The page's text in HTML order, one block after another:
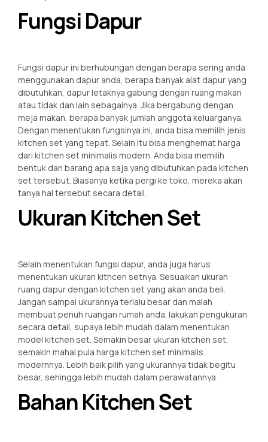
Fungsi Dapur
Fungsi dapur ini berhubungan dengan berapa sering anda
menggunakan dapur anda, berapa banyak alat dapur yang
dibutuhkan, dapur letaknya gabung dengan ruang makan
atau tidak dan lain sebagainya. Jika bergabung dengan
meja makan, berapa banyak jumlah anggota keluarganya.
Dengan menentukan fungsinya ini, anda bisa memilih jenis
kitchen set yang tepat. Selain itu bisa menghemat harga
dari kitchen set minimalis modern. Anda bisa memilih
bentuk dan barang apa saja yang dibutuhkan pada kitchen
set tersebut. Biasanya ketika pergi ke toko, mereka akan
tanya hal tersebut secara detail.
Ukuran Kitchen Set
Selain menentukan fungsi dapur, anda juga harus
menentukan ukuran kithcen setnya. Sesuaikan ukuran
ruang dapur dengan kitchen set yang akan anda beli.
Jangan sampai ukurannya terlalu besar dan malah
membuat penuh ruangan rumah anda. lakukan pengukuran
secara detail, supaya lebih mudah dalam menentukan
model kitchen set. Semakin besar ukuran kitchen set,
semakin mahal pula harga kitchen set minimalis
modernnya. Lebih baik pilih yang ukurannya tidak begitu
besar, sehingga lebih mudah dalam perawatannya.
Bahan Kitchen Set